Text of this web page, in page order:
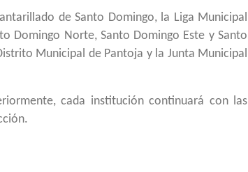
de Santo Domingo, la Liga Municipal
Domingo Norte, Santo Domingo Este y Santo
Municipal de Pantoja y la Junta Municipal
cada institución continuará con las